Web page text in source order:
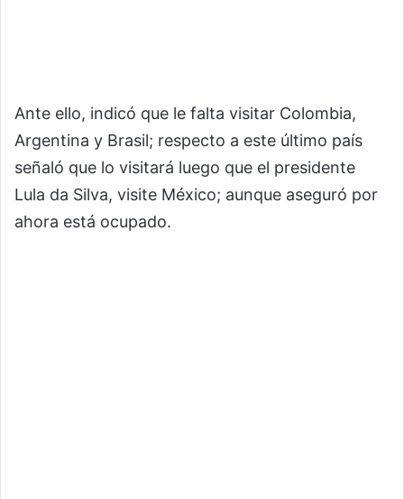
Ante ello, indicó que le falta visitar Colombia,
Argentina y Brasil; respecto a este último país
señaló que lo visitará luego que el presidente
Lula da Silva, visite México; aunque aseguró por
ahora está ocupado.